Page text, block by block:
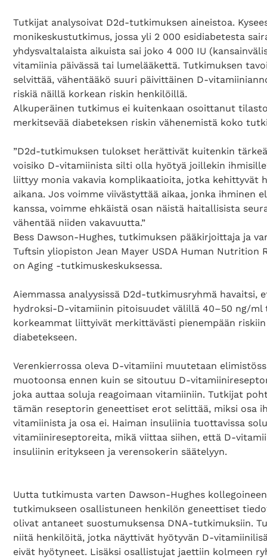
Tutkijat analysoivat D2d-tutkimuksen aineistoa.
monikeskustutkimus, jossa yli 2 000 esidiabetesta
yhdysvaltalaista aikuista sai joko 4 000 IU
vitamiinia päivässä tai lumelääkettä. Tutkimuksen
selvittää, vähentääkö suuri päivittäinen D-
riskiä näillä korkean riskin henkilöillä.
Alkuperäinen tutkimus ei kuitenkaan osoittanut
merkitsevää diabeteksen riskin vähenemistä koko
”D2d-tutkimuksen tulokset herättivät kuitenkin
voisiko D-vitamiinista silti olla hyötyä joillekin
liittyy monia vakavia komplikaatioita, jotka kehittyvät
aikana. Jos voimme viivästyttää aikaa, jonka ihminen
kanssa, voimme ehkäistä osan näistä haitallisista
vähentää niiden vakavuutta.”
Bess Dawson-Hughes, tutkimuksen pääkirjoittaja ja
Tuftsin yliopiston Jean Mayer USDA Human Nutrition
on Aging -tutkimuskeskuksessa.
Aiemmassa analyysissä D2d-tutkimusryhmä havaitsi,
hydroksi-D-vitamiinin pitoisuudet välillä 40–50 ng/ml
korkeammat liittyivät merkittävästi pienempään
diabetekseen.
Verenkierrossa oleva D-vitamiini muutetaan
muotoonsa ennen kuin se sitoutuu D-
joka auttaa soluja reagoimaan vitamiiniin. Tutkijat
tämän reseptorin geneettiset erot selittää, miksi osa
vitamiinista ja osa ei. Haiman insuliinia tuottavissa
vitamiinireseptoreita, mikä viittaa siihen, että D-
insuliinin eritykseen ja verensokerin säätelyyn.
Uutta tutkimusta varten Dawson-Hughes
tutkimukseen osallistuneen henkilön geneettiset
olivat antaneet suostumuksensa DNA-tutkimuksiin.
niitä henkilöitä, jotka näyttivät hyötyvän D-
eivät hyötyneet. Lisäksi osallistujat jaettiin kolmeen